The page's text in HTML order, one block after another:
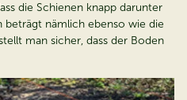
die Schienen knapp darunter
beträgt nämlich ebenso wie die
man sicher, dass der Boden